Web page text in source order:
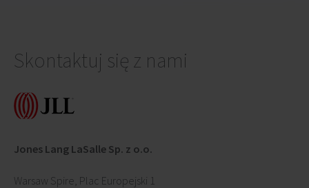
Skontaktuj się z nami
Jones Lang LaSalle Sp. z o.o.
Warsaw Spire, Plac Europejski 1